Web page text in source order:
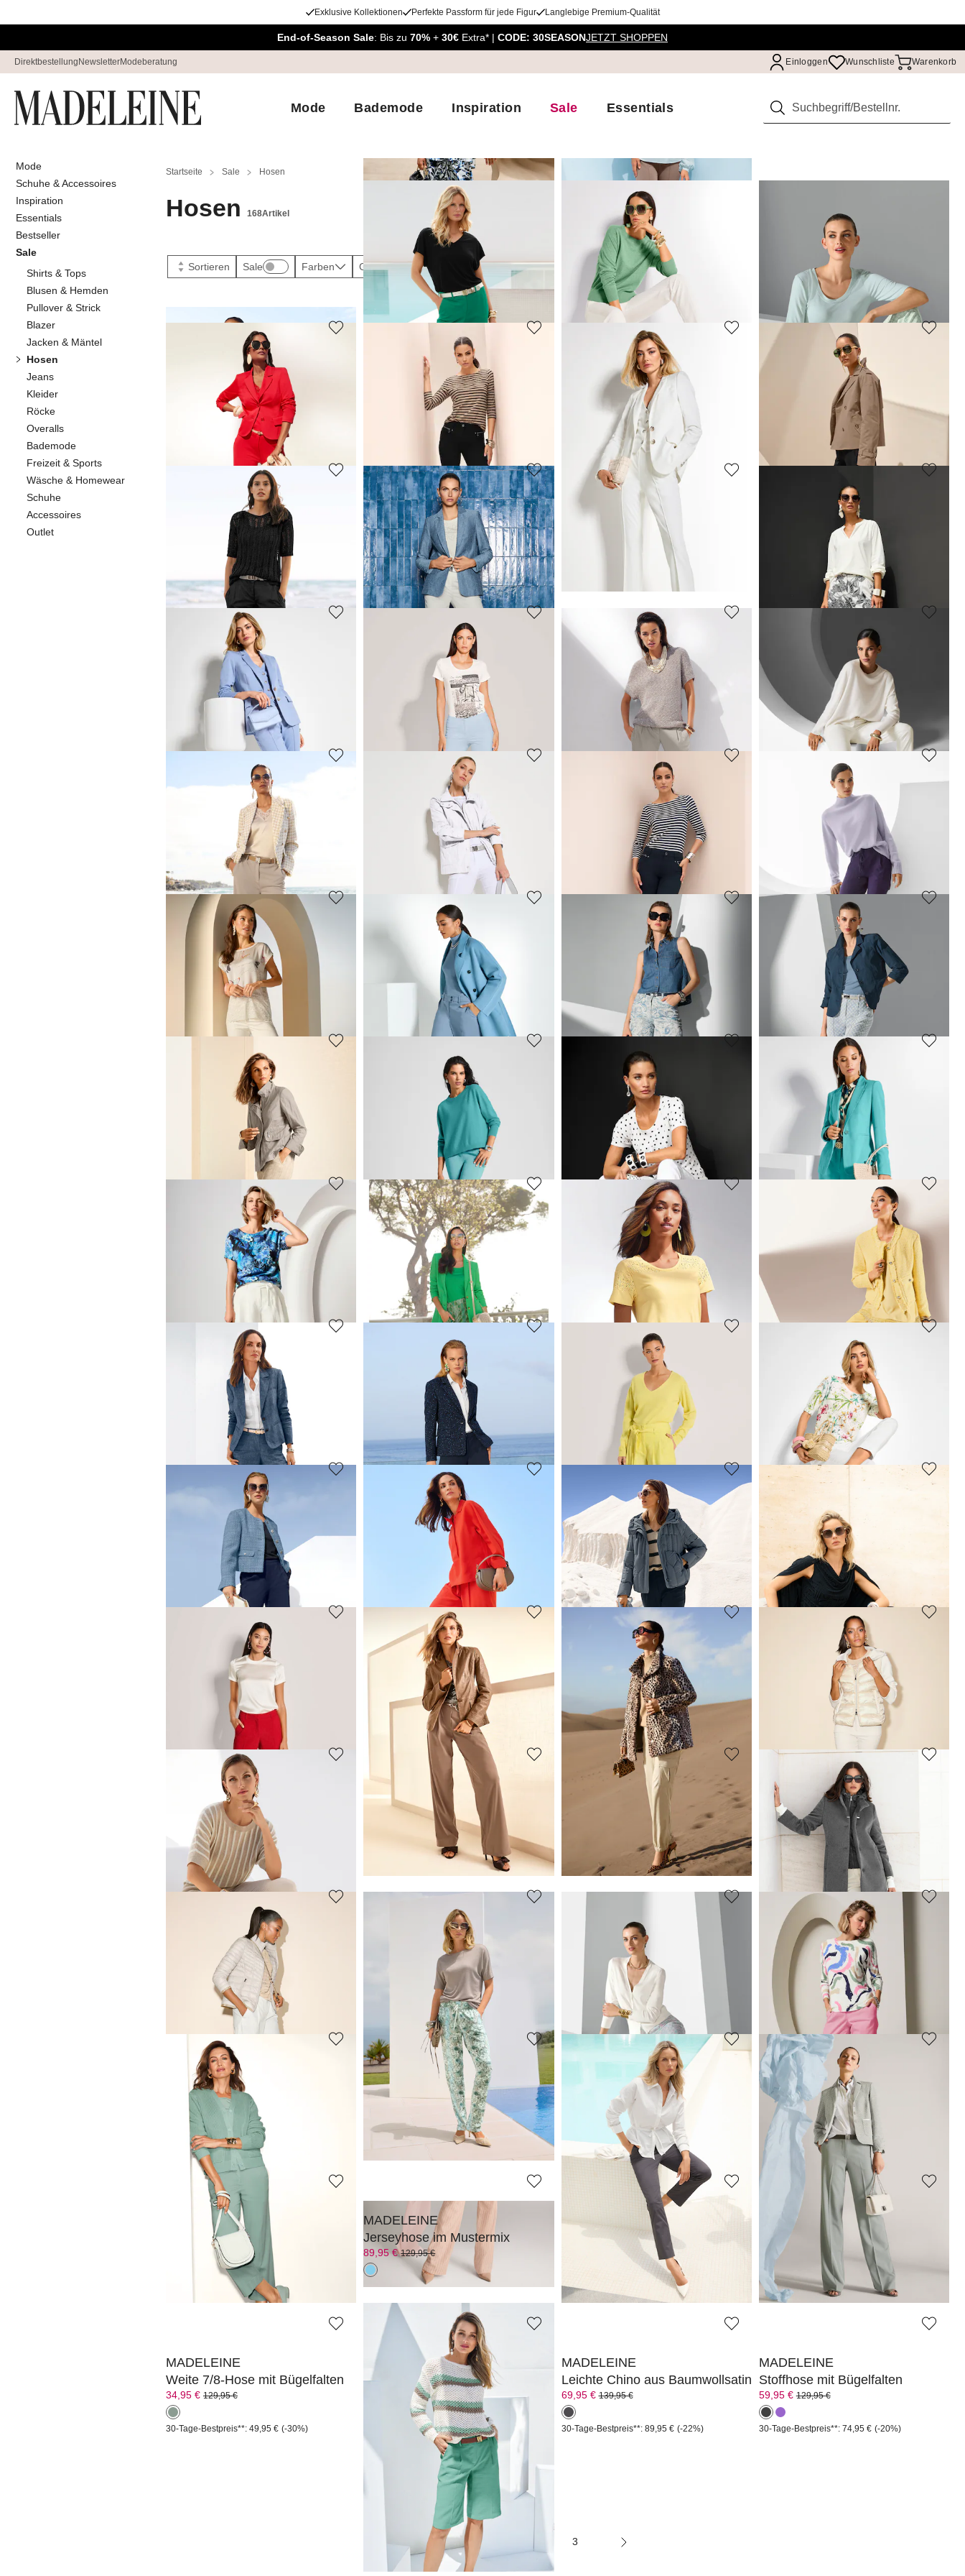
Exklusive Kollektionen Perfekte Passform für jede Figur Langlebige Premium-Qualität
End-of-Season Sale: Bis zu 70% + 30€ Extra* | CODE: 30SEASONJETZT SHOPPEN
Direktbestellung NewsletterModeberatung Einloggen Wunschliste Warenkorb
Mode Bademode Inspiration Sale Essentials Suchen
Mode
Schuhe & Accessoires
Inspiration
Essentials
Bestseller
Sale
Shirts & Tops
Blusen & Hemden
Pullover & Strick
Blazer
Jacken & Mäntel
Hosen
Jeans
Kleider
Röcke
Overalls
Bademode
Freizeit & Sports
Wäsche & Homewear
Schuhe
Accessoires
Outlet
Startseite Sale Hosen
Hosen 168Artikel
Sortieren Sale Farben Größen
Weite Hose im Ajour-Look
119,95 €
30-Tage-Bestpreis**: 79,95 € (-25%)
MADELEINE
129,95 €
30-Tage-Bestpreis**: 79,95 € (-12%)
MADELEINE
Schmale Hose ohne Bund
119,95 €
30-Tage-Bestpreis**: 69,95 € (-14%)
MADELEINE
30-Tage-Bestpreis**: 119,95 € (-16%)
MADELEINE
Bermuda mit Fransen
89,95 €
30-Tage-Bestpreis**: 59,95 € (-16%)
MADELEINE
Gerade Hose
69,95 €119,95 €
MADELEINE
Bügelfalten-Hose mit Leinen
30-Tage-Bestpreis**: 79,95 € (-12%) 30-Tage-Bestpreis**: 79,95 € (-25%)
MADELEINE
Gerade Hose
119,95 €
MADELEINE
129,95 €
30-Tage-Bestpreis**: 99,95 € (-30%)
MADELEINE
Bootcut-Hose zum Schlüpfen
129,95 €
+1 Farbe
30-Tage-Bestpreis**: 119,95 € (-50%)
MADELEINE
89,95 €
30-Tage-Bestpreis**: 139,95 € (-35%)
Chino-Hose mit Bundfalten
30-Tage-Bestpreis**: 69,95 € (-42%)
MADELEINE
Chinohose mit Bügelfalten
30-Tage-Bestpreis**: 109,95 € (-18%)
Jerseyhose im Jacquarddessin
30-Tage-Bestpreis**: 79,95 € (-25%)
149,95 €
30-Tage-Bestpreis**: 109,95 € (-27%)
MADELEINE
Bootcut-Hose zum Schlüpfen
129,95 €
+1 Farbe
30-Tage-Bestpreis**: 89,95 €
Schlanke Stretch-Hose
+5 Farbe
30-Tage-Bestpreis**: 84,95 € (-29%)
Chino-Hose mit Bundfalten
MADELEINE
139,95 €
+1 Farbe
MADELEINE
Hose mit Stretch-Komfort
30-Tage-Bestpreis**: 109,95 € (-45%)
+3 Farbe
30-Tage-Bestpreis**: 69,95 € (-14%)
MADELEINE
129,95 €
MADELEINE
Jersey-Hose mit Piqué-Struktur
139,95 €
30-Tage-Bestpreis**: 89,95 € (-11%)
119,95 €
MADELEINE
Culotte mit Bügelfalten
129,95 €
30-Tage-Bestpreis**: 79,95 € (-12%)
MADELEINE
Denimhose mit Paisley-Print
119,95 €
30-Tage-Bestpreis**: 84,95 € (-29%)
59,95 €
MADELEINE
Weite Hose mit Crinkle-Effekt
129,95 € 139,95 €
+1 Farbe
30-Tage-Bestpreis**: 79,95 € (-12%)
MADELEINE
119,95 €
30-Tage-Bestpreis**: 89,95 € (-22%)
159,95 €
30-Tage-Bestpreis**: 109,95 € (-36%)
MADELEINE
Highwaist-Bermudas aus Leinen
119,95 €
+2 Farbe
MADELEINE
Weite Jerseyhose
30-Tage-Bestpreis**: 99,95 € (-10%)
MADELEINE
59,95 €89,95 €
+3 Farbe
30-Tage-Bestpreis**: 69,95 € (-14%)
MADELEINE
Bermudas mit Bund- und Bügelfalten
59,95 € 99,95 €
MADELEINE
Hose mit Bügelfalten
149,95 €
30-Tage-Bestpreis**: 109,95 €
MADELEINE
129,95 €
30-Tage-Bestpreis**: 79,95 € (-25%)
Highwaist-Bermudas aus Leinen
119,95 €
+2 Farbe
Chinohose mit Bügelfalten
30-Tage-Bestpreis**: 89,95 € (-22%)
MADELEINE
7/8-Hose zum Schlüpfen
59,95 €89,95 €
30-Tage-Bestpreis**: 69,95 €
MADELEINE
Bügelfaltenhose mit Bindeband
119,95 €
Bundfalten-Hose mit Bügelfalten
MADELEINE
Jersey-Hose mit edlem Jacquard
49,95 €119,95 €
30-Tage-Bestpreis**: 79,95 € (-37%)
MADELEINE
Klassische Hose mit Bügelfalten
129,95 €
30-Tage-Bestpreis**: 89,95 € (-22%) 30-Tage-Bestpreis**: 139,95 € (-28%)
MADELEINE
Schlupfhose im Cargo-Look
129,95 €
MADELEINE
69,95 €99,95 €
30-Tage-Bestpreis**: 79,95 € (-12%)
MADELEINE
Schlanke Hose zum Schlüpfen
69,95 € 119,95 €
30-Tage-Bestpreis**: 94,95 €
MADELEINE
Weite Hose mit Nadelstreifen und Leinen
MADELEINE
229,95 €
30-Tage-Bestpreis**: 169,95 € (-5%)
MADELEINE
Chino-Hose mit gepflegter Note
89,95 €129,95 €
30-Tage-Bestpreis**: 99,95 € (-10%)
MADELEINE
Cargo-Hose zum Schlüpfen
129,95 €
MADELEINE
Jerseyhose im Mustermix
89,95 €129,95 €
MADELEINE
119,95 €
30-Tage-Bestpreis**: 89,95 € (-33%)
MADELEINE
7/8-Hose zum Schlüpfen
59,95 € 89,95 €
30-Tage-Bestpreis**: 69,95 € (-14%)
MADELEINE
Weite 7/8-Hose mit Bügelfalten
34,95 € 129,95 €
30-Tage-Bestpreis**: 49,95 € (-30%)
MADELEINE
Bundfalten-Bermuda
119,95 €
30-Tage-Bestpreis**: 79,95 € (-25%)
MADELEINE
Leichte Chino aus Baumwollsatin
69,95 €139,95 €
30-Tage-Bestpreis**: 89,95 € (-22%)
MADELEINE
Stoffhose mit Bügelfalten
59,95 €129,95 €
30-Tage-Bestpreis**: 74,95 € (-20%)
3